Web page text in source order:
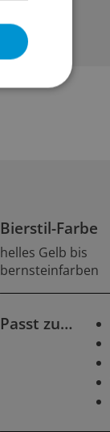
Bierstil-Farbe
helles Gelb bis
bernsteinfarben
Passt zu…